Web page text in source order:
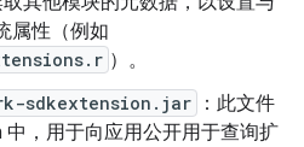
属性（例如
）。
sdkextension.jar
：此文件
，用于向应用公开用于查询扩